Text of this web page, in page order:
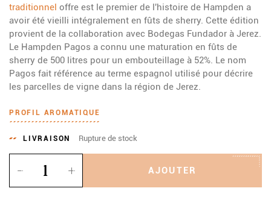
traditionnel offre est le premier de l'histoire de Hampden a
avoir été vieilli intégralement en fûts de sherry. Cette édition
provient de la collaboration avec Bodegas Fundador à Jerez.
Le Hampden Pagos a connu une maturation en fûts de
sherry de 500 litres pour un embouteillage à 52%. Le nom
Pagos fait référence au terme espagnol utilisé pour décrire
les parcelles de vigne dans la région de Jerez.
PROFIL AROMATIQUE
LIVRAISON Rupture de stock
AJOUTER